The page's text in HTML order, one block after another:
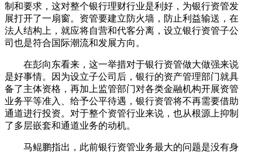
制和要求，这对整个银行理财行业是利好，为银行资管发
展打开了一扇窗。资管要建立防火墙，防止利益输送，在
法人结构上，就应将自营和代客分离，设立银行资管子公
司也是符合国际潮流和发展方向。
在彭向东看来，这一举措对于银行资管做大做强来说
是好事情。因为设立子公司后，银行的资产管理部门就具
备了主体资格，再加上监管部门对各类金融机构开展资管
业务平等准入、给予公平待遇，银行资管将不再需要借助
通道进行投资。对于整个资管行业来说，也从根源上抑制
了多层嵌套和通道业务的动机。
马鲲鹏指出，此前银行资管业务最大的问题是没有身